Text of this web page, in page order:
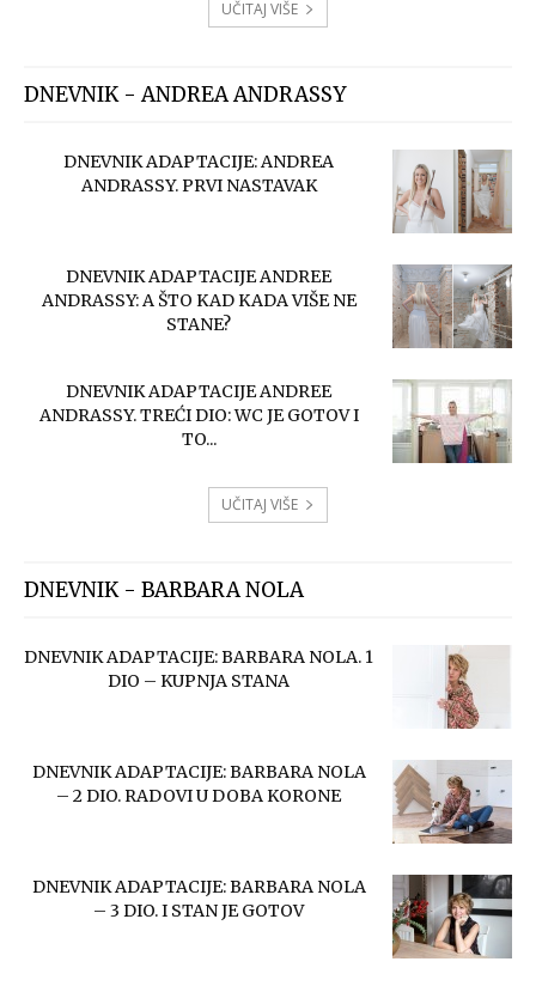
UČITAJ VIŠE
DNEVNIK - ANDREA ANDRASSY
DNEVNIK ADAPTACIJE: ANDREA
ANDRASSY. PRVI NASTAVAK
DNEVNIK ADAPTACIJE ANDREE
ANDRASSY: A ŠTO KAD KADA VIŠE NE
STANE?
DNEVNIK ADAPTACIJE ANDREE
ANDRASSY. TREĆI DIO: WC JE GOTOV I
TO...
UČITAJ VIŠE
DNEVNIK - BARBARA NOLA
DNEVNIK ADAPTACIJE: BARBARA NOLA. 1
DIO – KUPNJA STANA
DNEVNIK ADAPTACIJE: BARBARA NOLA
– 2 DIO. RADOVI U DOBA KORONE
DNEVNIK ADAPTACIJE: BARBARA NOLA
– 3 DIO. I STAN JE GOTOV